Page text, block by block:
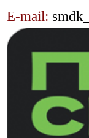
E-mail: